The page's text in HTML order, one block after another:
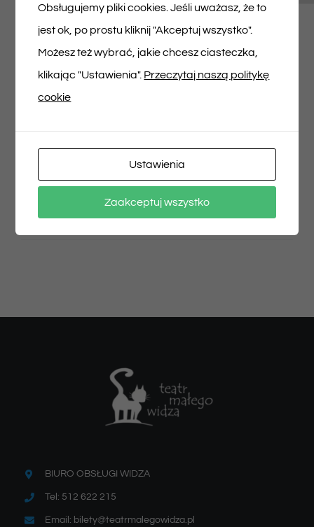
Musisz sięzalogować, aby dodać opinię.
Facebooku
BIURO OBSŁUGI WIDZA
Tel: 512 622 215
Email: bilety@teatrmalegowidza.pl
Obsługujemy pliki cookies. Jeśli uważasz, że to
jest ok, po prostu kliknij "Akceptuj wszystko".
Możesz też wybrać, jakie chcesz ciasteczka,
klikając "Ustawienia". Przeczytaj naszą politykę
cookie
Ustawienia
Zaakceptuj wszystko